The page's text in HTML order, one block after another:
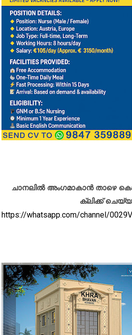
ചാനലിൽ അംഗമാകാൻ താഴെ
ക്ലിക്ക്
https://whatsapp.com/channel/